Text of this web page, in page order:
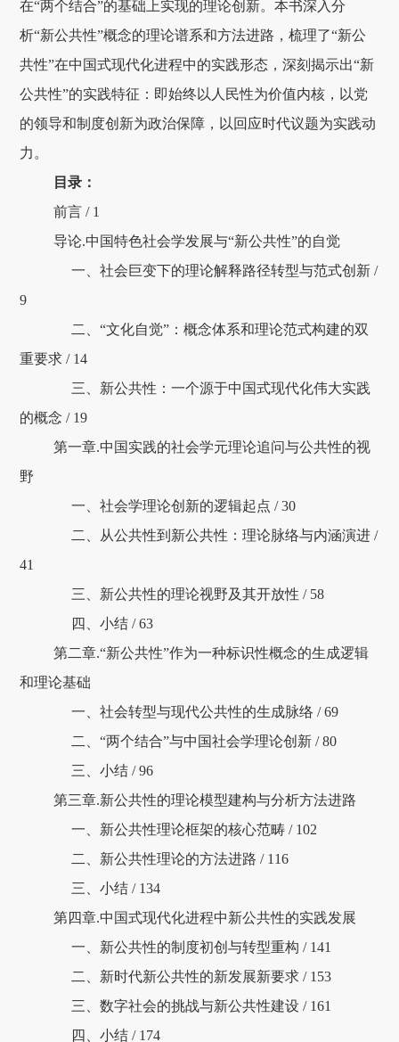
在“两个结合”的基础上实现的理论创新。本书深入分
析“新公共性”概念的理论谱系和方法进路，梳理了“新公
共性”在中国式现代化进程中的实践形态，深刻揭示出“新
公共性”的实践特征：即始终以人民性为价值内核，以党
的领导和制度创新为政治保障，以回应时代议题为实践动
力。
目录：
前言 / 1
导论.中国特色社会学发展与“新公共性”的自觉
一、社会巨变下的理论解释路径转型与范式创新 /
9
二、“文化自觉”：概念体系和理论范式构建的双
重要求 / 14
三、新公共性：一个源于中国式现代化伟大实践
的概念 / 19
第一章.中国实践的社会学元理论追问与公共性的视
野
一、社会学理论创新的逻辑起点 / 30
二、从公共性到新公共性：理论脉络与内涵演进 /
41
三、新公共性的理论视野及其开放性 / 58
四、小结 / 63
第二章.“新公共性”作为一种标识性概念的生成逻辑
和理论基础
一、社会转型与现代公共性的生成脉络 / 69
二、“两个结合”与中国社会学理论创新 / 80
三、小结 / 96
第三章.新公共性的理论模型建构与分析方法进路
一、新公共性理论框架的核心范畴 / 102
二、新公共性理论的方法进路 / 116
三、小结 / 134
第四章.中国式现代化进程中新公共性的实践发展
一、新公共性的制度初创与转型重构 / 141
二、新时代新公共性的新发展新要求 / 153
三、数字社会的挑战与新公共性建设 / 161
四、小结 / 174